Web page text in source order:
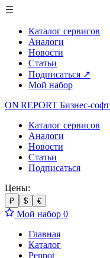
Каталог сервисов
Аналоги
Новости
Статьи
Подписаться ↗
Мой набор
ON REPORT Бизнес-софт
Каталог сервисов
Аналоги
Новости
Статьи
Подписаться
Цены:
₽ $ €
Мой набор 0
Главная
Каталог
Penpot